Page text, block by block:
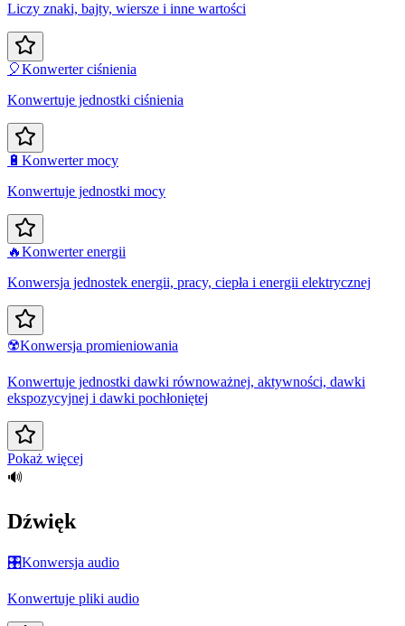
Liczy znaki, bajty, wiersze i inne wartości
🎈Konwerter ciśnienia
Konwertuje jednostki ciśnienia
🔋 Konwerter mocy
Konwertuje jednostki mocy
🔥Konwerter energii
Konwersja jednostek energii, pracy, ciepła i energii elektrycznej
☢️Konwersja promieniowania
Konwertuje jednostki dawki równoważnej, aktywności, dawki
ekspozycyjnej i dawki pochłoniętej
Pokaż więcej
🔊
Dźwięk
🎛️Konwersja audio
Konwertuje pliki audio